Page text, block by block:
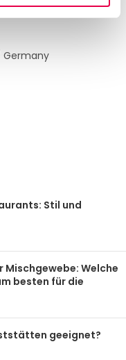
Sie sich verlassen
Germany
Stil und
Mischgewebe: Welche
besten für die
geeignet?